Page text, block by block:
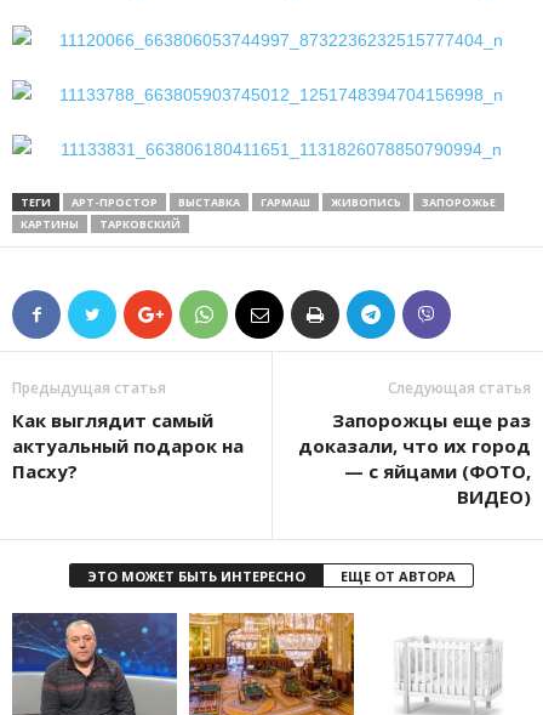
ТЕГИ АРТ-ПРОСТОР ВЫСТАВКА ГАРМАШ ЖИВОПИСЬ
ЗАПОРОЖЬЕ
КАРТИНЫ
ТАРКОВСКИЙ
Предыдущая статья
Как выглядит самый
актуальный подарок на
Пасху?
Следующая статья
Запорожцы еще раз
доказали, что их город
— с яйцами (ФОТО,
ВИДЕО)
ЭТО МОЖЕТ БЫТЬ ИНТЕРЕСНО ЕЩЕ ОТ АВТОРА